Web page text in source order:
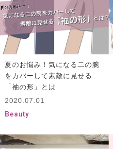
夏のお悩み！気になる二の腕
をカバーして素敵に見せる
「袖の形」とは
2020.07.01
Beauty